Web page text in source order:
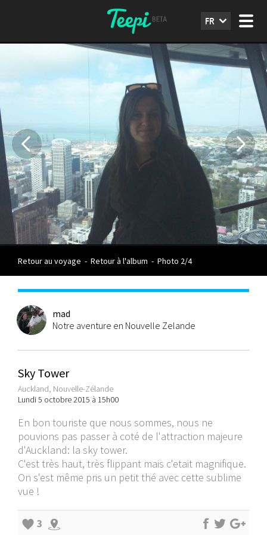
FR
Retour au voyage - Retour à l'album - Photo 2/4
mad
Notre aventure en Nouvelle Zelande
Sky Tower
Auckland, Nouvelle-Zélande
Lundi 5 octobre 2015 à 15h00
En bon touriste que nous sommes, nous ne
pouvions pas passer à coté de l'attraction majeure
d'Auckland: la sky tower.
C'est très haut, très flippant mais c'etait magnifique.
On s'est même pris un petit thé avec cette sublime
vue !
3